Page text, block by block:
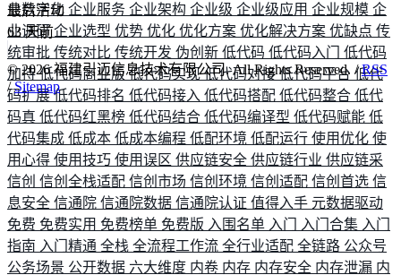
业数字化 企业服务 企业架构 企业级 企业级应用 企业规模 企
业调研企业选型 优势 优化 优化方案 优化解决方案 优缺点 传
统审批 传统对比 传统开发 伪创新 低代码 低代码入门 低代码
加持低代码商业版低代码实现低代码对接低代码平台 低代
码扩展低代码排名 低代码接入 低代码搭配 低代码整合 低代
码真 低代码红黑榜 低代码结合 低代码编译型 低代码赋能 低
代码集成 低成本 低成本编程 低配环境 低配运行 使用优化 使
用心得 使用技巧 使用误区 供应链安全 供应链行业 供应链采
信创 信创全栈适配 信创市场 信创环境 信创适配 信创首选 信
息安全 信通院 信通院数据 信通院认证 值得入手 元数据驱动
免费 免费实用 免费榜单 免费版 入围名单 入门 入门合集 入门
指南 入门精通 全栈 全流程工作流 全行业适配 全链路 公众号
公务场景 公开数据 六大维度 内卷 内存 内存安全 内存泄漏 内
最后活动
63 天前
©2026福建引迈信息技术有限公司. All Rights Reserved. /RSS
/Sitemap